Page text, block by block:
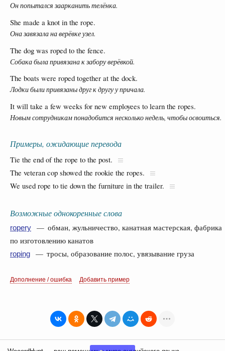
Он попытался заарканить телёнка.
She made a knot in the rope.
Она завязала на верёвке узел.
The dog was roped to the fence.
Собака была привязана к забору верёвкой.
The boats were roped together at the dock.
Лодки были привязаны друг к другу у причала.
It will take a few weeks for new employees to learn the ropes.
Новым сотрудникам понадобится несколько недель, чтобы освоиться.
Примеры, ожидающие перевода
Tie the end of the rope to the post.
The veteran cop showed the rookie the ropes.
We used rope to tie down the furniture in the trailer.
Возможные однокоренные слова
ropery
— обман, жульничество, канатная мастерская, фабрика
по изготовлению канатов
roping — тросы, образование полос, увязывание груза
Дополнение / ошибка Добавить пример